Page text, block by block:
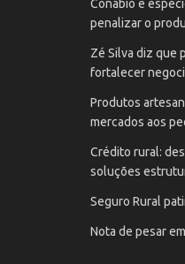
Conabio e
penalizar o
Zé Silva diz que
fortalecer
Produtos
mercados aos
Crédito rural:
soluções
Seguro Rural
Nota de pesar